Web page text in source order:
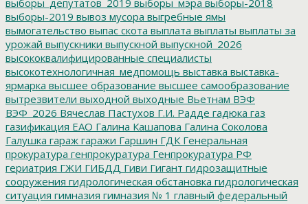
выборы-2019 вывоз мусора выгребные ямы
вымогательство выпас скота выплата выплаты выплаты за
урожай выпускники выпускной выпускной_2026
высококвалифицированные специалисты
высокотехнологичная_медпомощь выставка выставка-
ярмарка высшее образование высшее самообразование
вытрезвители выходной выходные Вьетнам ВЭФ
ВЭФ_2026 Вячеслав Пастухов Г.И. Радде гадюка газ
газификация ЕАО Галина Кашапова Галина Соколова
Галушка гараж гаражи Гаршин ГДК Генеральная
прокуратура генпрокуратура Генпрокуратура РФ
гериатрия ГЖИ ГИБДД Гиви Гигант гидрозащитные
сооружения гидрологическая обстановка гидрологическая
ситуация гимназия гимназия № 1 главный федеральный